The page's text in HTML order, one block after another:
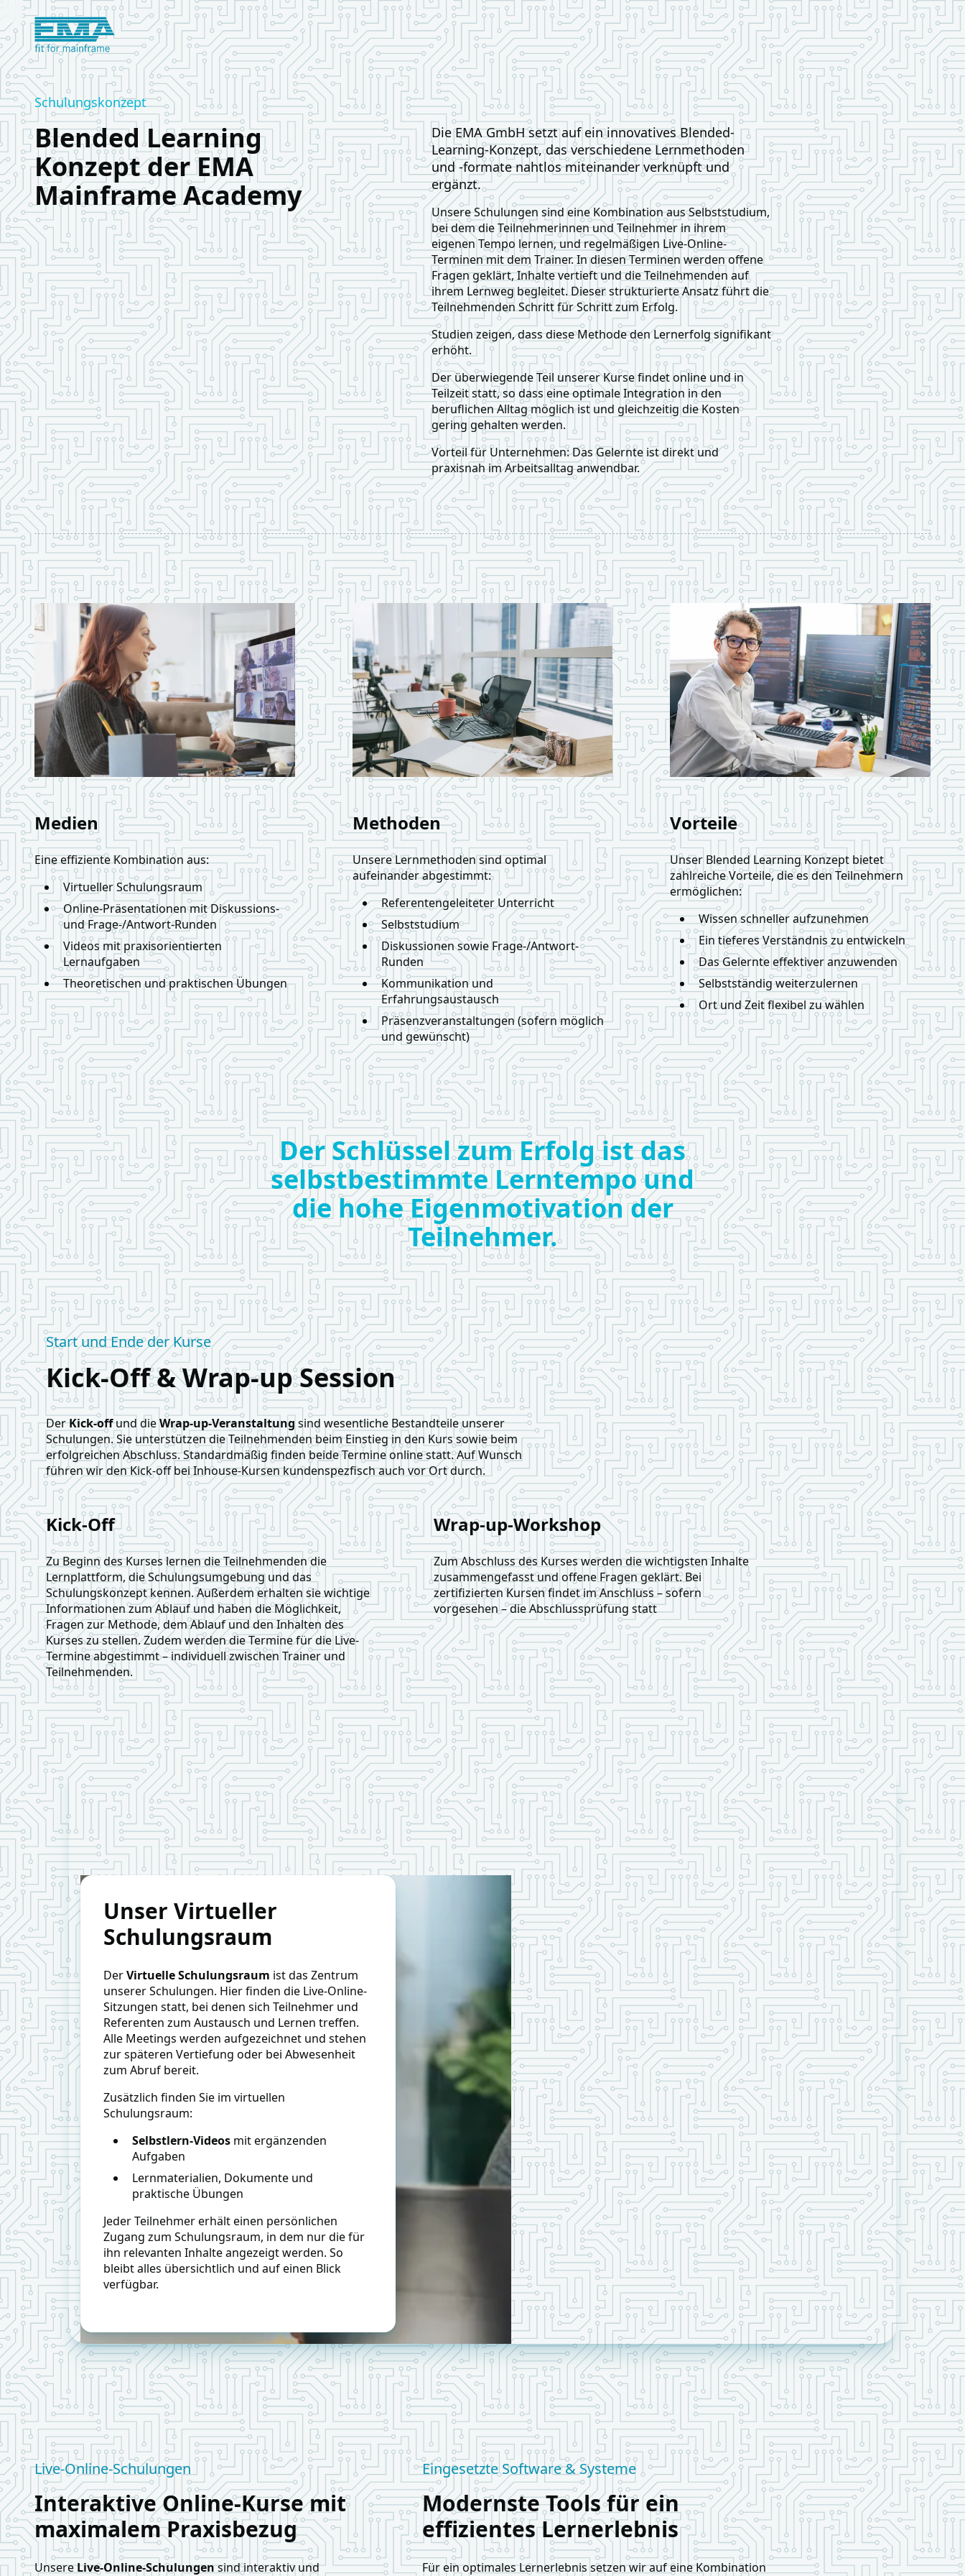
Logo European Mainframe Academy
Schulungskonzept
Blended Learning
Konzept der EMA
Mainframe Academy
Die EMA GmbH setzt auf ein innovatives Blended-
Learning-Konzept, das verschiedene Lernmethoden
und -formate nahtlos miteinander verknüpft und
ergänzt.
Unsere Schulungen sind eine Kombination aus Selbststudium,
bei dem die Teilnehmerinnen und Teilnehmer in ihrem
eigenen Tempo lernen, und regelmäßigen Live-Online-
Terminen mit dem Trainer. In diesen Terminen werden offene
Fragen geklärt, Inhalte vertieft und die Teilnehmenden auf
ihrem Lernweg begleitet. Dieser strukturierte Ansatz führt die
Teilnehmenden Schritt für Schritt zum Erfolg.
Studien zeigen, dass diese Methode den Lernerfolg signifikant
erhöht.
Der überwiegende Teil unserer Kurse findet online und in
Teilzeit statt, so dass eine optimale Integration in den
beruflichen Alltag möglich ist und gleichzeitig die Kosten
gering gehalten werden.
Vorteil für Unternehmen: Das Gelernte ist direkt und
praxisnah im Arbeitsalltag anwendbar.
Medien
Eine effiziente Kombination aus:
Virtueller Schulungsraum
Online-Präsentationen mit Diskussions-
und Frage-/Antwort-Runden
Videos mit praxisorientierten
Lernaufgaben
Theoretischen und praktischen Übungen
Methoden
Unsere Lernmethoden sind optimal
aufeinander abgestimmt:
Referentengeleiteter Unterricht
Selbststudium
Diskussionen sowie Frage-/Antwort-
Runden
Kommunikation und
Erfahrungsaustausch
Präsenzveranstaltungen (sofern möglich
und gewünscht)
Vorteile
Unser Blended Learning Konzept bietet
zahlreiche Vorteile, die es den Teilnehmern
ermöglichen:
Wissen schneller aufzunehmen
Ein tieferes Verständnis zu entwickeln
Das Gelernte effektiver anzuwenden
Selbstständig weiterzulernen
Ort und Zeit flexibel zu wählen
Der Schlüssel zum Erfolg ist das
selbstbestimmte Lerntempo und
die hohe Eigenmotivation der
Teilnehmer.
Start und Ende der Kurse
Kick-Off & Wrap-up Session
DerKick-offund dieWrap-up-Veranstaltung sind wesentliche Bestandteile unserer
Schulungen. Sie unterstützen die Teilnehmenden beim Einstieg in den Kurs sowie beim
erfolgreichen Abschluss. Standardmäßig finden beide Termine online statt. Auf Wunsch
führen wir den Kick-off bei Inhouse-Kursen kundenspezfisch auch vor Ort durch.
Kick-Off
Zu Beginn des Kurses lernen die Teilnehmenden die
Lernplattform, die Schulungsumgebung und das
Schulungskonzept kennen. Außerdem erhalten sie wichtige
Informationen zum Ablauf und haben die Möglichkeit,
Fragen zur Methode, dem Ablauf und den Inhalten des
Kurses zu stellen. Zudem werden die Termine für die Live-
Termine abgestimmt – individuell zwischen Trainer und
Teilnehmenden.
Wrap-up-Workshop
Zum Abschluss des Kurses werden die wichtigsten Inhalte
zusammengefasst und offene Fragen geklärt. Bei
zertifizierten Kursen findet im Anschluss – sofern
vorgesehen – die Abschlussprüfung statt
Unser Virtueller
Schulungsraum
DerVirtuelle Schulungsraum ist das Zentrum
unserer Schulungen. Hier finden die Live-Online-
Sitzungen statt, bei denen sich Teilnehmer und
Referenten zum Austausch und Lernen treffen.
Alle Meetings werden aufgezeichnet und stehen
zur späteren Vertiefung oder bei Abwesenheit
zum Abruf bereit.
Zusätzlich finden Sie im virtuellen
Schulungsraum:
Selbstlern-Videos mit ergänzenden
Aufgaben
Lernmaterialien, Dokumente und
praktische Übungen
Jeder Teilnehmer erhält einen persönlichen
Zugang zum Schulungsraum, in dem nur die für
ihn relevanten Inhalte angezeigt werden. So
bleibt alles übersichtlich und auf einen Blick
verfügbar.
Live-Online-Schulungen
Interaktive Online-Kurse mit
maximalem Praxisbezug
UnsereLive-Online-Schulungensind interaktiv und
Eingesetzte Software & Systeme
Modernste Tools für ein
effizientes Lernerlebnis
Für ein optimales Lernerlebnis setzen wir auf eine Kombination